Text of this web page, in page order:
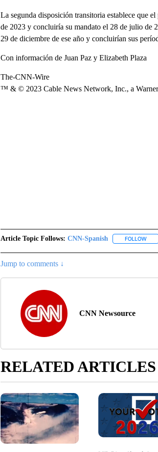
La segunda disposición transitoria establece que
de 2023 y concluiría su mandato el 28 de julio de
29 de diciembre de ese año y concluirían sus
Con información de Juan Paz y Elizabeth Plaza
The-CNN-Wire
™ & © 2023 Cable News Network, Inc., a
Article Topic Follows: CNN-Spanish FOLLOW
Jump to comments ↓
CNN Newsource
RELATED ARTICLES